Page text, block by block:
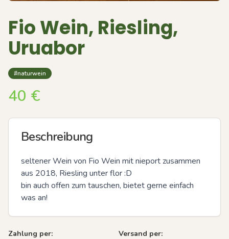
Fio Wein, Riesling,
Uruabor
#naturwein
40 €
Beschreibung
seltener Wein von Fio Wein mit nieport zusammen
aus 2018, Riesling unter flor :D
bin auch offen zum tauschen, bietet gerne einfach
was an!
Zahlung per:
Versand per: